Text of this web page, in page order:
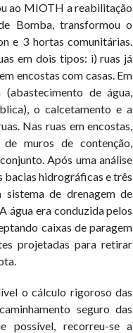
ao MIOTH a reabilitação
Bomba, transformou o
e 3 hortas comunitárias.
em dois tipos: i) ruas já
encostas com casas. Em
de água,
o calcetamento e a
Nas ruas em encostas,
muros de contenção,
Após uma análise
bacias hidrográficas e três
de drenagem de
água era conduzida pelos
caixas de paragem
projetadas para retirar
o cálculo rigoroso das
seguro das
possível, recorreu-se a